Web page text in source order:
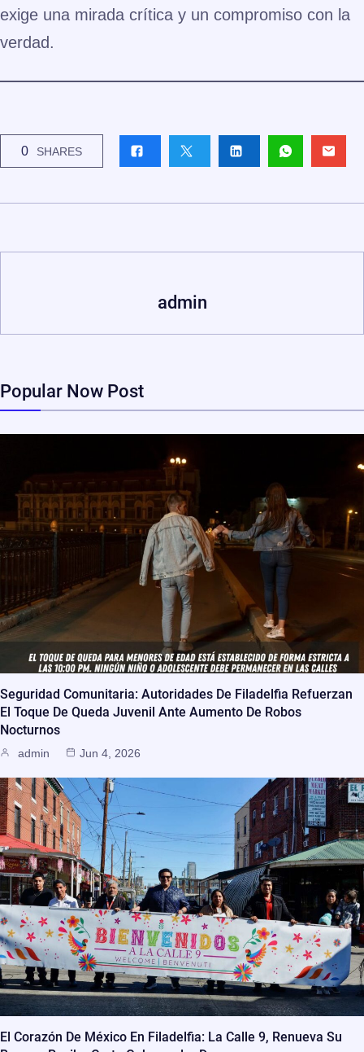
exige una mirada crítica y un compromiso con la
verdad.
0 SHARES
admin
Popular Now Post
Seguridad Comunitaria: Autoridades De Filadelfia Refuerzan
El Toque De Queda Juvenil Ante Aumento De Robos
Nocturnos
admin Jun 4, 2026
El Corazón De México En Filadelfia: La Calle 9, Renueva Su